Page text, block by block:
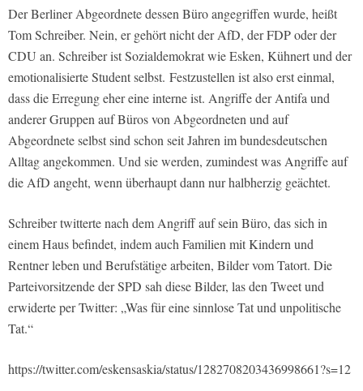
Der Berliner Abgeordnete dessen Büro angegriffen wurde, heißt
Tom Schreiber. Nein, er gehört nicht der AfD, der FDP oder der
CDU an. Schreiber ist Sozialdemokrat wie Esken, Kühnert und der
emotionalisierte Student selbst. Festzustellen ist also erst einmal,
dass die Erregung eher eine interne ist. Angriffe der Antifa und
anderer Gruppen auf Büros von Abgeordneten und auf
Abgeordnete selbst sind schon seit Jahren im bundesdeutschen
Alltag angekommen. Und sie werden, zumindest was Angriffe auf
die AfD angeht, wenn überhaupt dann nur halbherzig geächtet.
Schreiber twitterte nach dem Angriff auf sein Büro, das sich in
einem Haus befindet, indem auch Familien mit Kindern und
Rentner leben und Berufstätige arbeiten, Bilder vom Tatort. Die
Parteivorsitzende der SPD sah diese Bilder, las den Tweet und
erwiderte per Twitter: „Was für eine sinnlose Tat und unpolitische
Tat.“
https://twitter.com/eskensaskia/status/1282708203436998661?s=12